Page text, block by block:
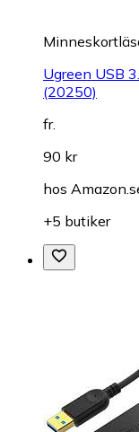
Ugreen USB
(20250)
fr.
90 kr
hos
+5 butiker